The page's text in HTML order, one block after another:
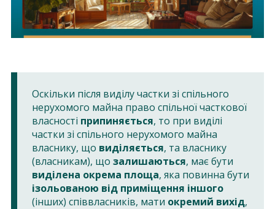
Оскільки після виділу частки зі спільного
нерухомого майна право спільної часткової
власності припиняється, то при виділі
частки зі спільного нерухомого майна
власнику, що виділяється, та власнику
(власникам), що залишаються, має бути
виділена окрема площа, яка повинна бути
ізольованою від приміщення іншого
(інших) співвласників, мати окремий вихід,